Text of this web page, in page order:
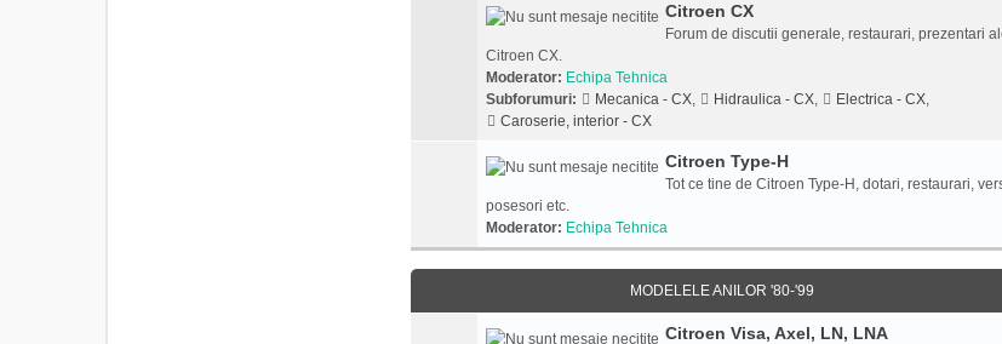
Citroen CX
Forum de discutii generale, restaurari, prezentari
Citroen CX.
Moderator: Echipa Tehnica
Subforumuri:
Mecanica - CX, Hidraulica - CX, Electrica - CX,
Caroserie, interior - CX
Citroen Type-H
Tot ce tine de Citroen Type-H, dotari, restaurari,
posesori etc.
Moderator: Echipa Tehnica
MODELELE ANILOR '80-'99
Citroen Visa, Axel, LN, LNA